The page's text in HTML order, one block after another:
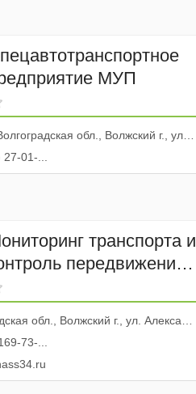
МУП
обл., Волжский г., ул. Карбышева, 47
01-...
транспорта и
передвижения
обл., Волжский г., ул. Александрова, 16
73-...